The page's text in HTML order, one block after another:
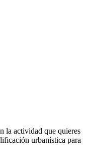
la actividad que quieres
urbanística para